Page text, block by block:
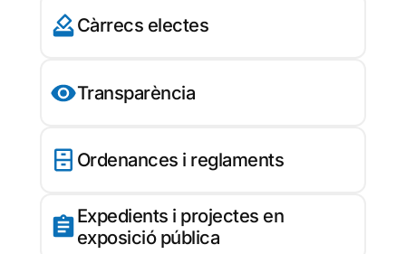
Càrrecs electes
Transparència
Ordenances i reglaments
Expedients i projectes en
exposició pública